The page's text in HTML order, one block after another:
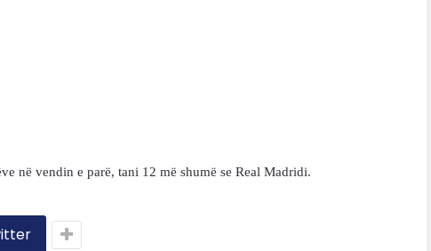
në vendin e parë, tani 12 më shumë se Real Madridi.